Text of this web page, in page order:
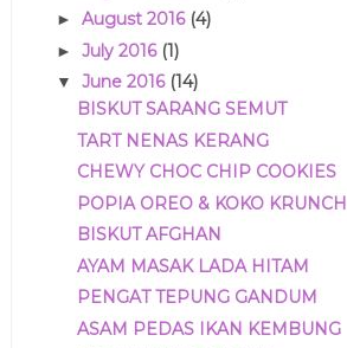
► August 2016 (4)
► July 2016 (1)
▼ June 2016 (14)
BISKUT SARANG SEMUT
TART NENAS KERANG
CHEWY CHOC CHIP COOKIES
POPIA OREO & KOKO KRUNCH
BISKUT AFGHAN
AYAM MASAK LADA HITAM
PENGAT TEPUNG GANDUM
ASAM PEDAS IKAN KEMBUNG